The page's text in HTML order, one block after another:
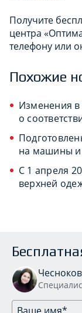
Получите
центра
телефону или
Похожие
Изменения в
о
на машины и
С 1 апреля
верхней